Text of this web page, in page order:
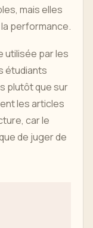
mais elles
performance.
utilisée par les
étudiants
plutôt que sur
les articles
car le
de juger de